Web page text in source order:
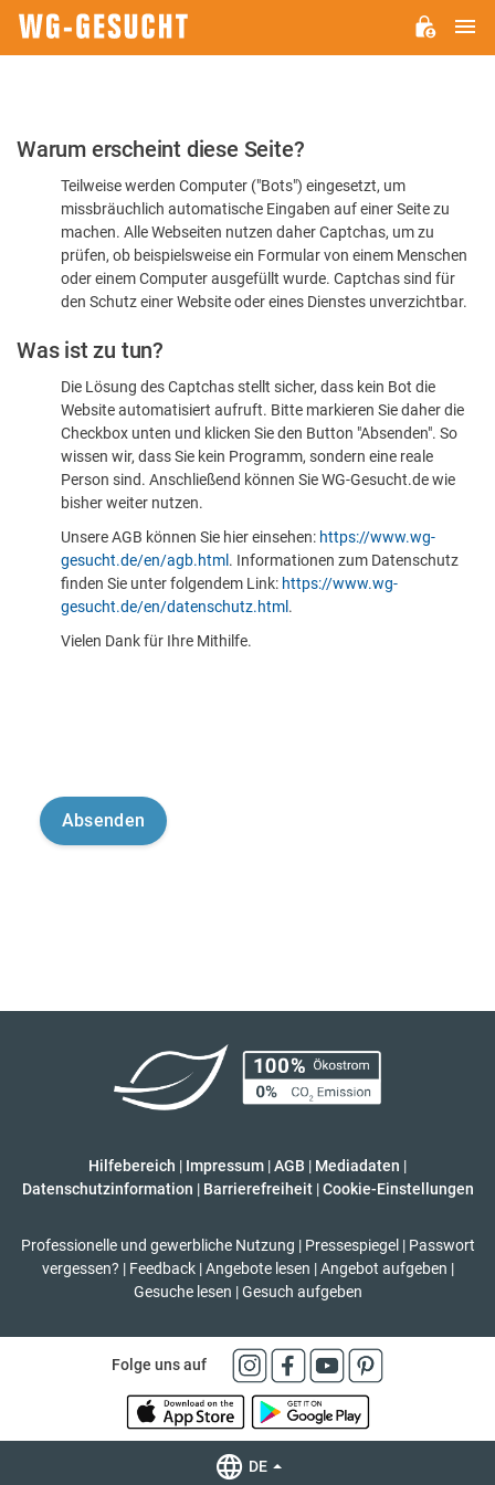
Bitte
dass
sind
Warum erscheint diese Seite?
Teilweise werden Computer ("Bots") eingesetzt, um
missbräuchlich automatische Eingaben auf einer Seite zu
machen. Alle Webseiten nutzen daher Captchas, um zu
prüfen, ob beispielsweise ein Formular von einem Menschen
oder einem Computer ausgefüllt wurde. Captchas sind für
den Schutz einer Website oder eines Dienstes unverzichtbar.
Was ist zu tun?
Die Lösung des Captchas stellt sicher, dass kein Bot die
Website automatisiert aufruft. Bitte markieren Sie daher die
Checkbox unten und klicken Sie den Button "Absenden". So
wissen wir, dass Sie kein Programm, sondern eine reale
Person sind. Anschließend können Sie WG-Gesucht.de wie
bisher weiter nutzen.
Unsere AGB können Sie hier einsehen: https://www.wg-
gesucht.de/en/agb.html . Informationen zum Datenschutz
finden Sie unter folgendem Link: https://www.wg-
gesucht.de/en/datenschutz.html .
Vielen Dank für Ihre Mithilfe.
Hilfebereich | Impressum |AGB | Mediadaten |
Datenschutzinformation | Barrierefreiheit | Cookie-Einstellungen
Professionelle und gewerbliche Nutzung | Pressespiegel | Passwort
vergessen? | Feedback | Angebote lesen | Angebot aufgeben |
Gesuche lesen | Gesuch aufgeben
Folge uns auf
DE